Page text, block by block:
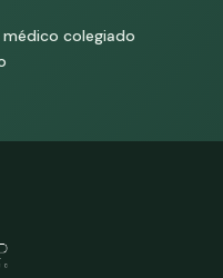
médico colegiado